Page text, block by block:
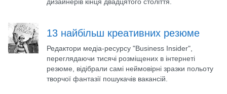
13 найбільш креативних резюме
Редактори медіа-ресурсу "Business Insider",
переглядаючи тисячі розміщених в інтернеті
резюме, відібрали самі неймовірні зразки польоту
творчої фантазії пошукачів вакансій.